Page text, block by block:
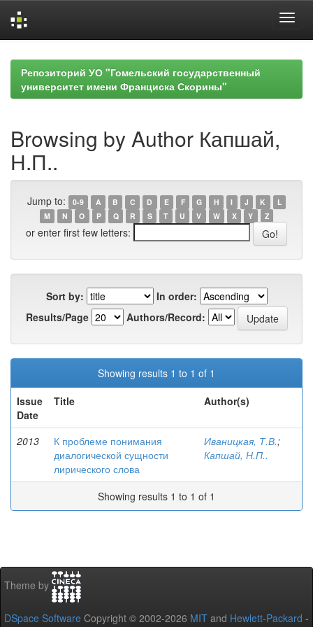
navigationРепозиторий УО "Гомельский государственный
университет имени Франциска Скорины"
Browsing by Author Капшай,
Н.П..
Jump to: 0-9 A B C D E F G H I J K
L
M
N O P Q R S T U V W X Y Z
or enter first few letters:
Sort by:
In order:
Results/Page
Authors/Record:
Showing results 1 to 1 of 1
Issue
Date
Title Author(s)
2013
К проблеме понимания
диалогической сущности
лирического слова
Иваницкая, Т.В.;
Капшай, Н.П..
Showing results 1 to 1 of 1
Theme by
DSpace Software Copyright © 2002-2026 MIT and Hewlett-Packard -